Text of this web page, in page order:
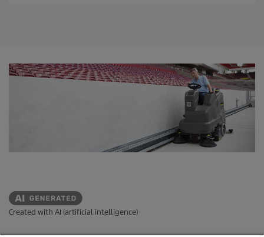
Created with AI (artificial intelligence)